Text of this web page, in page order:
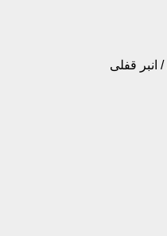
/ انبر قفلی